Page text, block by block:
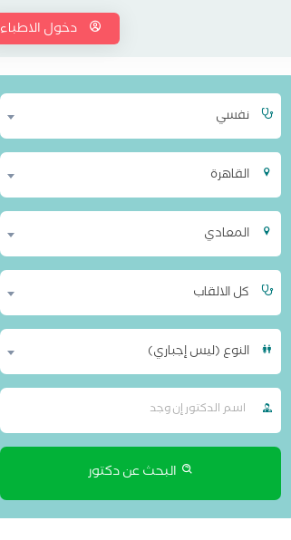
دخول الاطباء
نفسي
القاهرة
المعادي
كل الالقاب
النوع (ليس إجباري)
البحث عن دكتور